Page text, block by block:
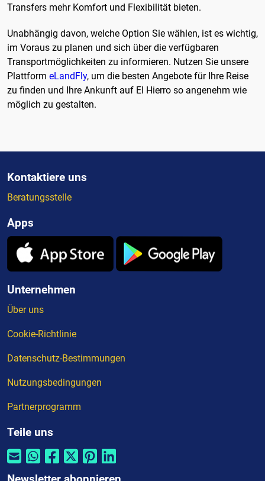
Transfers mehr Komfort und Flexibilität bieten.
Unabhängig davon, welche Option Sie wählen, ist es wichtig,
im Voraus zu planen und sich über die verfügbaren
Transportmöglichkeiten zu informieren. Nutzen Sie unsere
Plattform eLandFly, um die besten Angebote für Ihre Reise
zu finden und Ihre Ankunft auf El Hierro so angenehm wie
möglich zu gestalten.
Kontaktiere uns
Beratungsstelle
Apps
Unternehmen
Über uns
Cookie-Richtlinie
Datenschutz-Bestimmungen
Nutzungsbedingungen
Partnerprogramm
Teile uns